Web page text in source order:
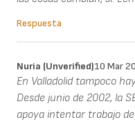
Respuesta
Nuria (unverified)10 Mar
En Valladolid tampoco
Desde junio de 2002, la
apoya intentar trabajo